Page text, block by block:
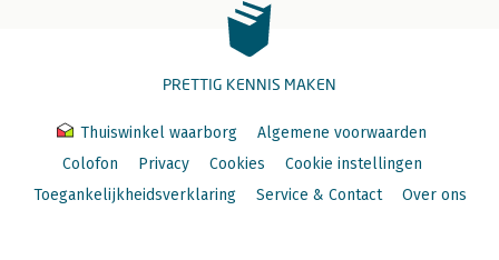
PRETTIG KENNIS MAKEN
Thuiswinkel waarborg
Algemene voorwaarden
Colofon
Privacy Cookies
Cookie instellingen
Toegankelijkheidsverklaring
Service & Contact Over ons